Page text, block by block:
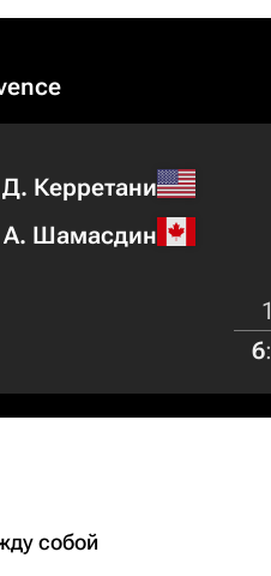
Д. Керретани
А. Шамасдин
1
6:
собой